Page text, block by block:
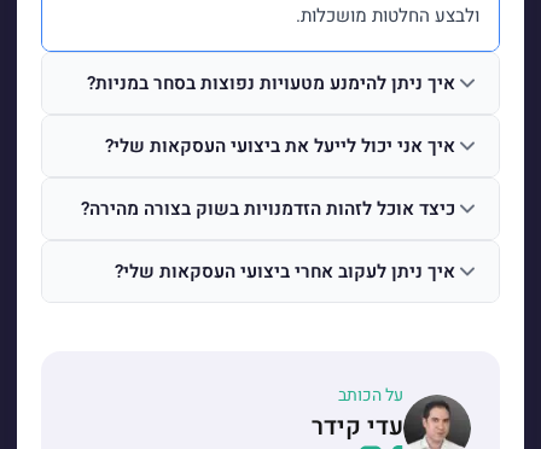
ולבצע החלטות מושכלות.
איך ניתן להימנע מטעויות נפוצות בסחר במניות?
איך אני יכול לייעל את ביצועי העסקאות שלי?
כיצד אוכל לזהות הזדמנויות בשוק בצורה מהירה?
איך ניתן לעקוב אחרי ביצועי העסקאות שלי?
על הכותב
עדי קידר